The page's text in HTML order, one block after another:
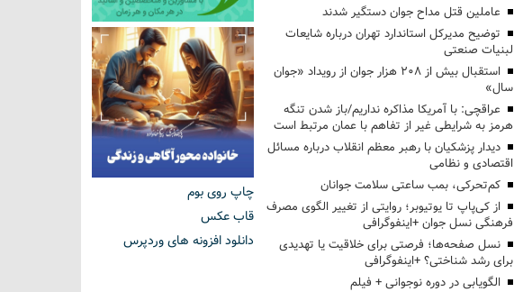
عاملین قتل مداح جوان دستگیر شدند
توضیح مدیرکل استاندارد تهران درباره شایعات
لبنیات صنعتی
استقبال بیش از ۲۰۸ هزار جوان از رویداد «جوان
سال»
عراقچی: با آمریکا مذاکره نداریم/باز شدن تنگه
هرمز به شرایطی غیر از تفاهم با عمان مرتبط است
دیدار پزشکیان با رهبر معظم انقلاب درباره مسائل
اقتصادی و نظامی
کم‌تحرکی، بمب ساعتی سلامت جوانان
از کی‌پاپ تا یوتیوبر؛ روایتی از تغییر الگوی مصرف
فرهنگی نسل جوان +اینفوگرافی
نسل صفحه‌ها؛ فرصتی برای خلاقیت یا تهدیدی
برای رشد شناختی؟ +اینفوگرافی
الگویابی در دوره نوجوانی + فیلم
چاپ روی بوم
قاب عکس
دانلود افزونه های وردپرس